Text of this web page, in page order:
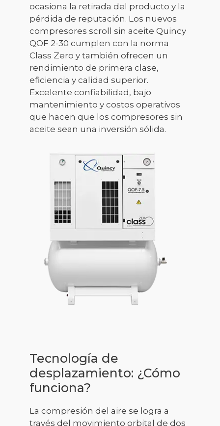
ocasiona la retirada del producto y la
pérdida de reputación. Los nuevos
compresores scroll sin aceite Quincy
QOF 2-30 cumplen con la norma
Class Zero y también ofrecen un
rendimiento de primera clase,
eficiencia y calidad superior.
Excelente confiabilidad, bajo
mantenimiento y costos operativos
que hacen que los compresores sin
aceite sean una inversión sólida.
Tecnología de
desplazamiento: ¿Cómo
funciona?
La compresión del aire se logra a
través del movimiento orbital de dos